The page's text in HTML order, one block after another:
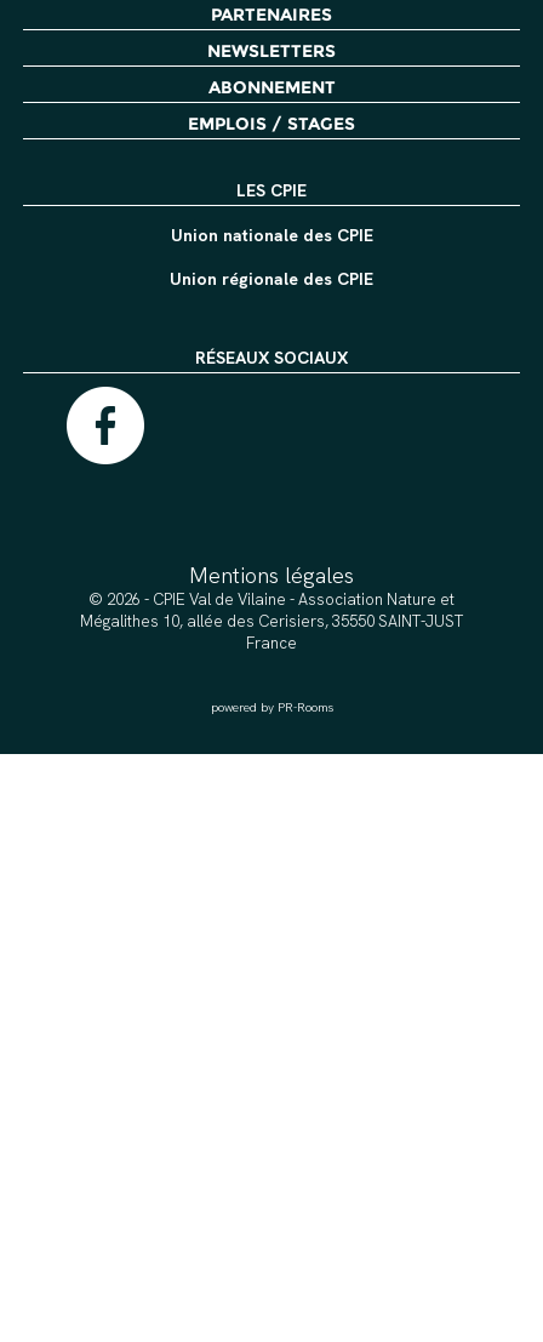
PARTENAIRES
NEWSLETTERS
ABONNEMENT
EMPLOIS / STAGES
LES CPIE
Union nationale des CPIE
Union régionale des CPIE
RÉSEAUX SOCIAUX
Mentions légales
© 2026 - CPIE Val de Vilaine - Association Nature et
Mégalithes 10, allée des Cerisiers, 35550 SAINT-JUST
France
powered by PR-Rooms